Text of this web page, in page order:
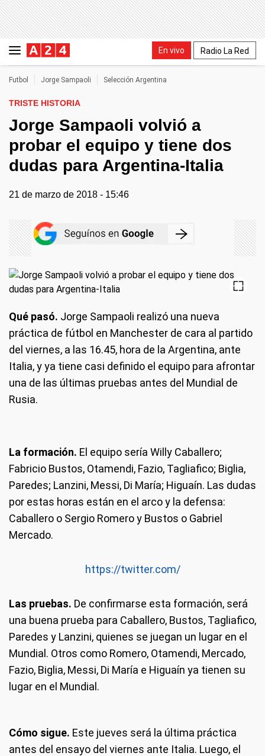
En vivo Radio La Red
Futbol Jorge Sampaoli Selección Argentina
TRISTE HISTORIA
Jorge Sampaoli volvió a
probar el equipo y tiene dos
dudas para Argentina-Italia
21 de marzo de 2018 - 15:46
Qué pasó. Jorge Sampaoli realizó una nueva
práctica de fútbol en Manchester de cara al partido
del viernes, a las 16.45, hora de la Argentina, ante
Italia, y ya tiene casi definido el equipo para afrontar
una de las últimas pruebas antes del Mundial de
Rusia.
La formación. El equipo sería Willy Caballero;
Fabricio Bustos, Otamendi, Fazio, Tagliafico; Biglia,
Paredes; Lanzini, Messi, Di María; Higuaín. Las dudas
por estas horas están en el arco y la defensa:
Caballero o Sergio Romero y Bustos o Gabriel
Mercado.
https://twitter.com/
Las pruebas. De confirmarse esta formación, será
una buena prueba para Caballero, Bustos, Tagliafico,
Paredes y Lanzini, quienes se juegan un lugar en el
Mundial. Otros como Romero, Otamendi, Mercado,
Fazio, Biglia, Messi, Di María e Higuaín ya tienen su
lugar en el Mundial.
Cómo sigue. Este jueves será la última práctica
antes del ensayo del viernes ante Italia. Luego, el